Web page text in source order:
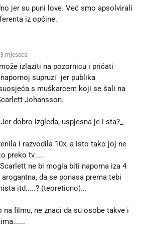
jer su puni love. Već smo apsolvirali
iz općine.
mjeseca
izlaziti na pozornicu i pričati
supruzi" jer publika
s muškarcem koji se šali na
Johansson.
dobro izgleda, uspjesna je i sta?_
i razvodila 10x, a isto tako joj ne
preko tv.....
ne bi mogla biti naporna iza 4
da se ponasa prema tebi
itd.....? (teoreticno)...
filmu, ne znaci da su osobe takve i